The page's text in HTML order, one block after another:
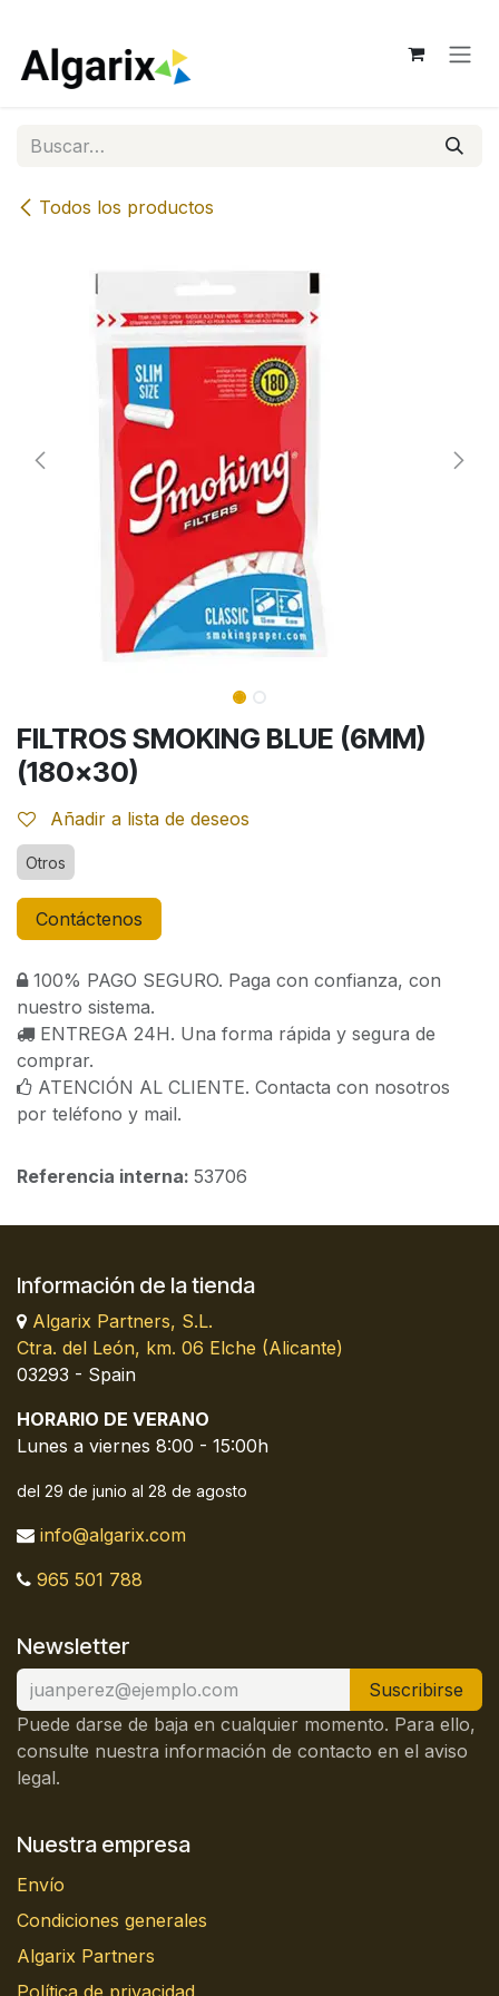
Todos los productos
FILTROS SMOKING BLUE (6MM)
(180x30)
Añadir a lista de deseos
Otros
Contáctenos
100% PAGO SEGURO. Paga con confianza, con
nuestro sistema.
ENTREGA 24H. Una forma rápida y segura de
comprar.
ATENCIÓN AL CLIENTE. Contacta con nosotros
por teléfono y mail.
Referencia interna: 53706
Información de la tienda
Algarix Partners, S.L.
Ctra. del León, km. 06 Elche (Alicante)
03293 - Spain
HORARIO DE VERANO
Lunes a viernes 8:00 - 15:00h
del 29 de junio al 28 de agosto
info@algarix.com
965 501 788
Newsletter
Suscribirse
Puede darse de baja en cualquier momento. Para ello,
consulte nuestra información de contacto en el aviso
legal.
Nuestra empresa
Envío
Condiciones generales
Algarix Partners
Política de privacidad